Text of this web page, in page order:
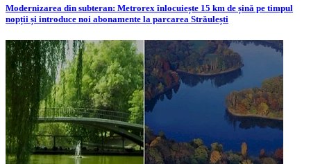
Modernizarea din subteran: Metrorex înlocuiește 15 km de șină pe timpul
nopții și introduce noi abonamente la parcarea Străulești